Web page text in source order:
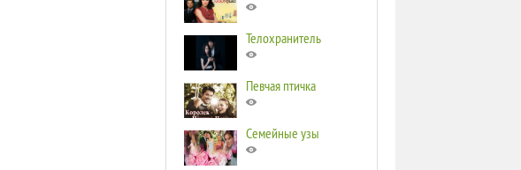
Телохранитель
Певчая птичка
Семейные узы